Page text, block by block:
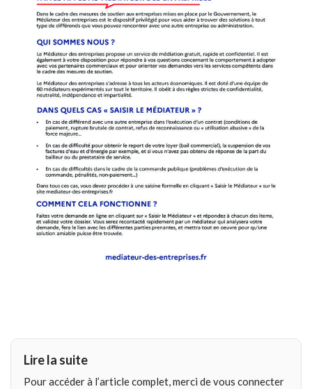
Lire la suite
Pour accéder à l’article complet, merci de vous connecter